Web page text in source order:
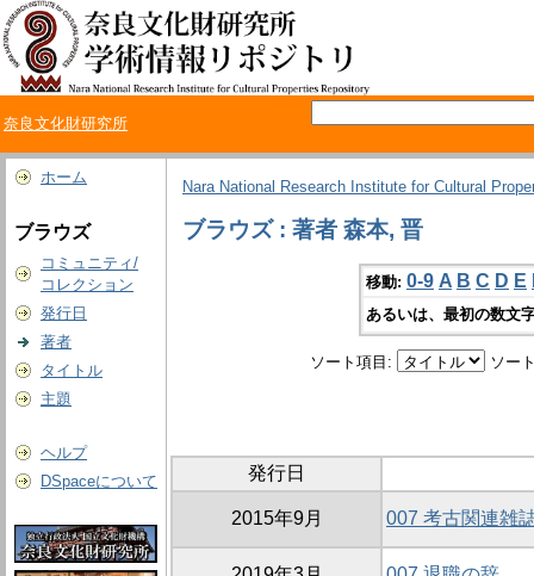
奈良文化財研究所
ホーム
ブラウズ
コミュニティ/
コレクション
発行日
著者
タイトル
主題
ヘルプ
DSpaceについて
Nara National Research Institute for Cultural
ブラウズ : 著者 森本, 晋
移動: 0-9 A B C D E
あるいは、最初の数文
ソート項目: ソー
発行日
2015年9月 007 考古関連雑